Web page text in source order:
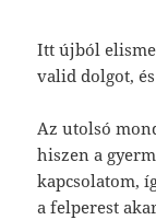
Itt újból
valid dolgot,
Az utolsó
hiszen a
kapcsolatom,
a felperest